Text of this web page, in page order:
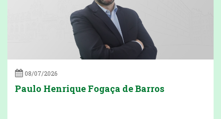
08/07/2026
Paulo Henrique Fogaça de Barros